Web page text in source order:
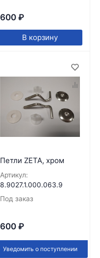
600 ₽
В корзину
Петли ZETA, хром
Артикул:
8.9027.1.000.063.9
Под заказ
600 ₽
Уведомить о поступлении